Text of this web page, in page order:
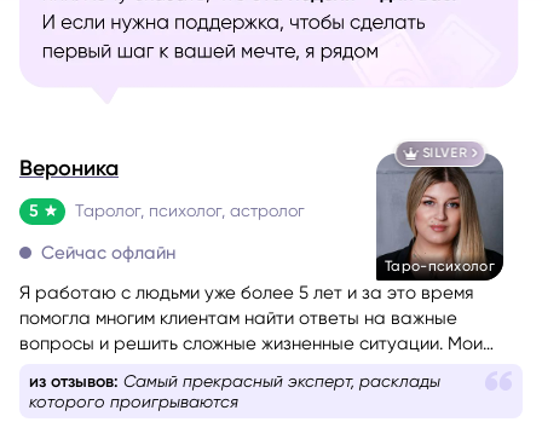
SILVER
Таро-психолог
Вероника
5 Таролог, психолог, астролог
Сейчас офлайн
Я работаю с людьми уже более 5 лет и за это время
помогла многим клиентам найти ответы на важные
вопросы и решить сложные жизненные ситуации. Мои
любимые сферы работы — это отношения, саморазвитие
и предназначение. Я верю, что каждый человек имеет
из отзывов: Самый прекрасный эксперт, расклады
которого проигрываются